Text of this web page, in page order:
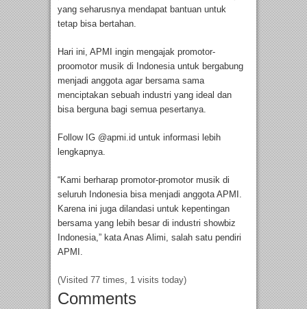
yang seharusnya mendapat bantuan untuk
tetap bisa bertahan.
Hari ini, APMI ingin mengajak promotor-
proomotor musik di Indonesia untuk bergabung
menjadi anggota agar bersama sama
menciptakan sebuah industri yang ideal dan
bisa berguna bagi semua pesertanya.
Follow IG @apmi.id untuk informasi lebih
lengkapnya.
“Kami berharap promotor-promotor musik di
seluruh Indonesia bisa menjadi anggota APMI.
Karena ini juga dilandasi untuk kepentingan
bersama yang lebih besar di industri showbiz
Indonesia,” kata Anas Alimi, salah satu pendiri
APMI.
(Visited 77 times, 1 visits today)
Comments